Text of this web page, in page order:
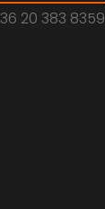
20 383 8359